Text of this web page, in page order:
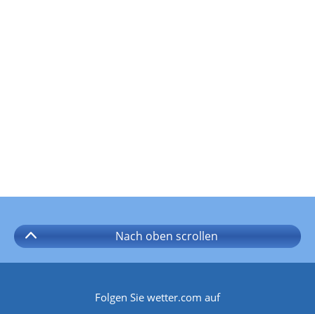
Nach oben scrollen
Folgen Sie wetter.com auf